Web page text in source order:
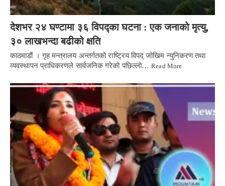
देशभर २४ घण्टामा ३६ विपद्का घटना : एक जनाको मृत्यु,
३० लाखभन्दा बढीको क्षति
काठमाडाैं । गृह मन्त्रालय अन्तर्गतको राष्ट्रिय विपद् जोखिम न्युनिकरण तथा
व्यवस्थापन प्राधिकरणले सार्वजनिक गरेको पछिल्लो…Read More